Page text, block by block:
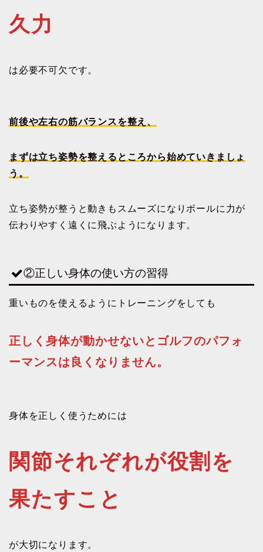
久力
は必要不可欠です。
前後や左右の筋バランスを整え、
まずは立ち姿勢を整えるところから始めていきましょ
う。
立ち姿勢が整うと動きもスムーズになりボールに力が
伝わりやすく遠くに飛ぶようになります。
②正しい身体の使い方の習得
重いものを使えるようにトレーニングをしても
正しく身体が動かせないとゴルフのパフォ
ーマンスは良くなりません。
身体を正しく使うためには
関節それぞれが役割を
果たすこと
が大切になります。